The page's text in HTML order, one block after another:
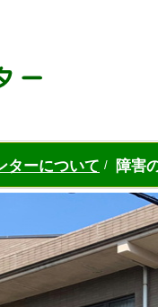
ターについて 障害